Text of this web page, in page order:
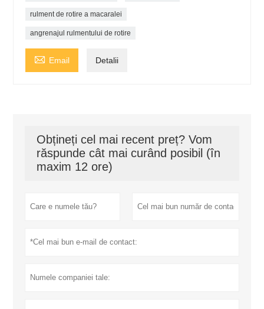
rulment de rotire a macaralei
angrenajul rulmentului de rotire
 Email Detalii
Obțineți cel mai recent preț? Vom
răspunde cât mai curând posibil (în
maxim 12 ore)